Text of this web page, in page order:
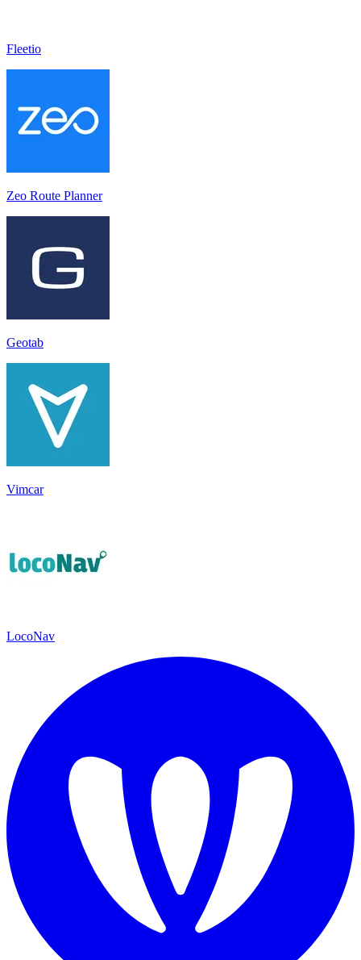
Fleetio
Zeo Route Planner
Geotab
Vimcar
LocoNav